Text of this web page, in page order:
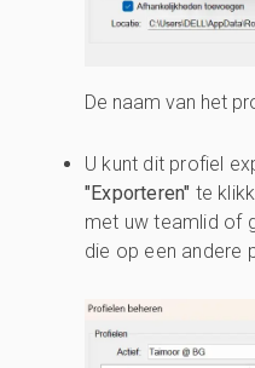
De naam van het
U kunt dit profiel
"Exporteren" te
met uw teamlid of
die op een andere